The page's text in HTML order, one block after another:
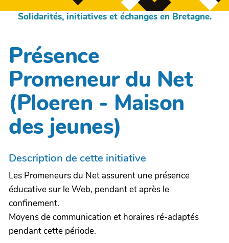
Solidarités, initiatives et échanges en Bretagne.
Présence
Promeneur du Net
(Ploeren - Maison
des jeunes)
Description de cette initiative
Les Promeneurs du Net assurent une présence
éducative sur le Web, pendant et après le
confinement.
Moyens de communication et horaires ré-adaptés
pendant cette période.